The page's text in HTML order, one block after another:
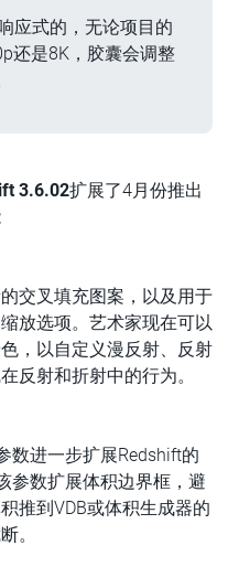
应式的，无论项目的
还是8K，胶囊会调整
3.6.02扩展了4月份推出
交叉填充图案，以及用于
放选项。艺术家现在可以
，以自定义漫反射、反射
反射和折射中的行为。
数进一步扩展Redshift的
参数扩展体积边界框，避
推到VDB或体积生成器的
。